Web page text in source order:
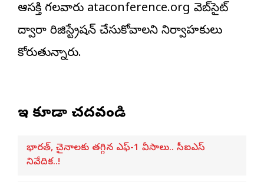
ఆసక్తి గలవారు ataconference.org వెబ్‌సైట్
ద్వారా రిజిస్ట్రేషన్ చేసుకోవాలని నిర్వాహకులు
కోరుతున్నారు.
ఇవి కూడా చదవండి
భారత్, చైనాలకు తగ్గిన ఎఫ్-1 వీసాలు.. సీఐఎస్
నివేదిక..!